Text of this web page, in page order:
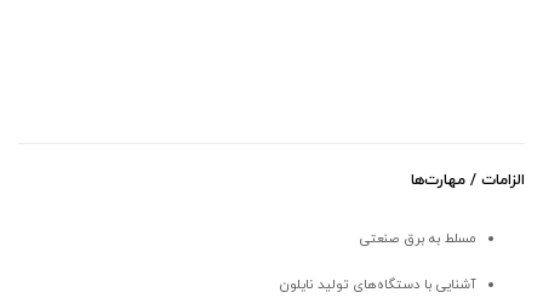
الزامات / مهارت‌ها
مسلط به برق صنعتی
آشنایی با دستگاه‌های تولید نایلون